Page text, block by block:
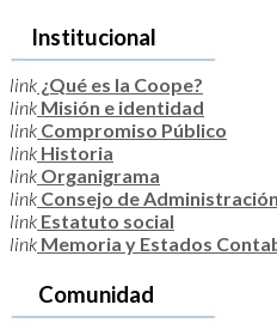
Institucional
link ¿Qué es la Coope?
link Misión e identidad
link Compromiso Público
link Historia
link Organigrama
link Consejo de Administración
link Estatuto social
link Memoria y Estados
Comunidad